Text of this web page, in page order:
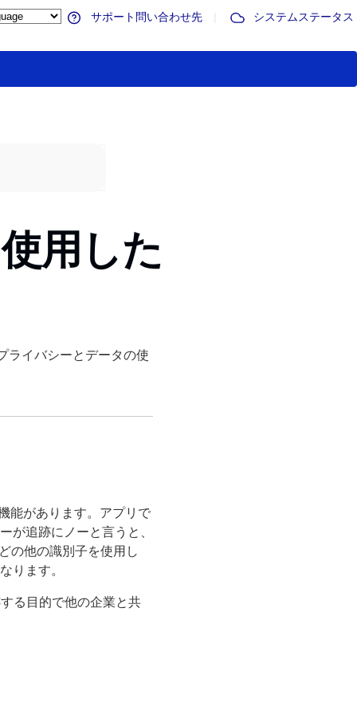
サポート問い合わせ先 システムステータス
用した
ライバシーとデータの使
能があります。アプリで
が追跡にノーと言うと、
の他の識別子を使用し
ります。
る目的で他の企業と共